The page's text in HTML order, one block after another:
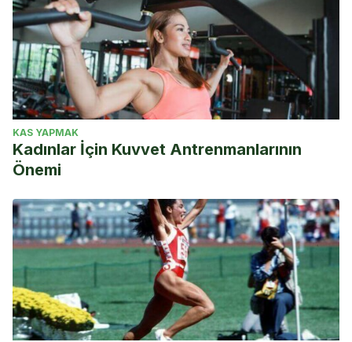
KAS YAPMAK
Kadınlar İçin Kuvvet Antrenmanlarının
Önemi